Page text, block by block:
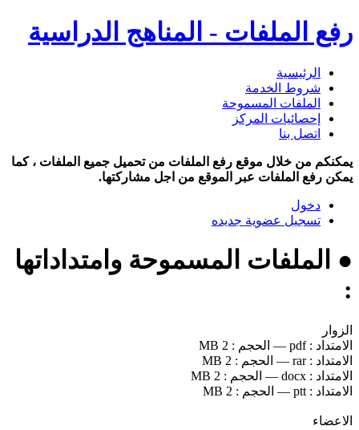
رفع الملفات - المناهج الدراسية
الرئيسية
شروط الخدمة
الملفات المسموحة
إحصائيات المركز
اتصل بنا
يمكنكم من خلال موقع رفع الملفات من تحميل جميع الملفات ، كما
يمكن رفع الملفات عبر الموقع من اجل مشاركتها.
دخول
تسجيل عضوية جديده
● الملفات المسموحة وامتداداتها
:
الزوار
الامتداد :pdf
— الحجم : 2 MB
الامتداد :rar
— الحجم : 2 MB
الامتداد : docx
— الحجم : 2 MB
الامتداد : ptt
— الحجم : 2 MB
الاعضاء